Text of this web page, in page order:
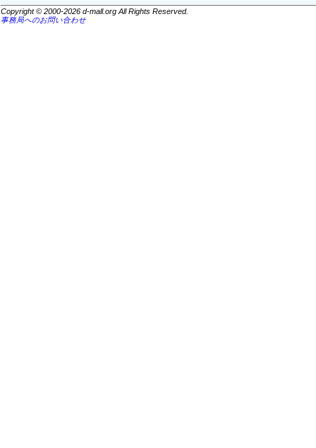
Copyright © 2000-2026 d-mall.org All Rights Reserved.
事務局へのお問い合わせ